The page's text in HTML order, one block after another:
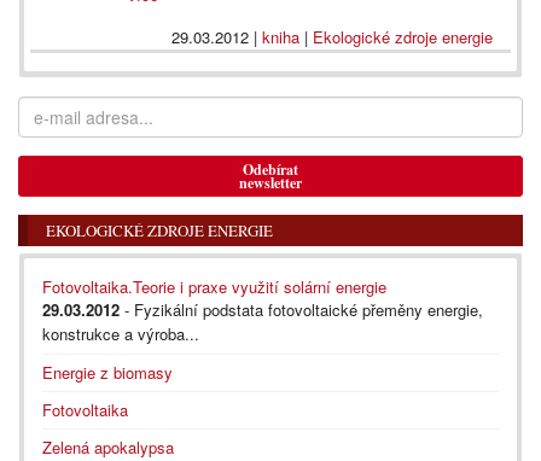
29.03.2012| kniha| Ekologické zdroje energie
Odebírat
newsletter
EKOLOGICKÉ ZDROJE ENERGIE
Fotovoltaika.Teorie i praxe využití solární energie
29.03.2012 - Fyzikální podstata fotovoltaické přeměny energie,
konstrukce a výroba...
Energie z biomasy
Fotovoltaika
Zelená apokalypsa